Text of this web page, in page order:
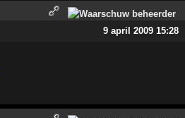
9 april 2009 15:28